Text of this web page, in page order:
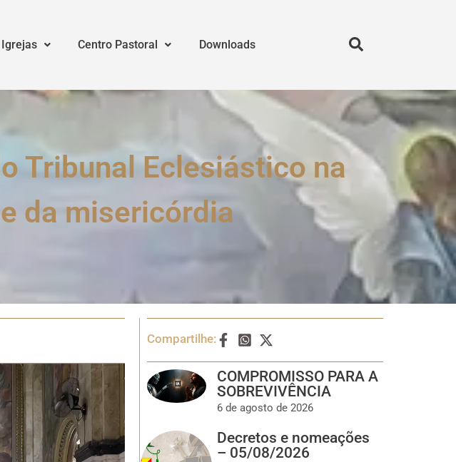
Igrejas Centro Pastoral Downloads
Tribunal Eclesiástico na
da misericórdia
Compartilhe:
COMPROMISSO PARA A
SOBREVIVÊNCIA
6 de agosto de 2026
Decretos e nomeações
– 05/08/2026